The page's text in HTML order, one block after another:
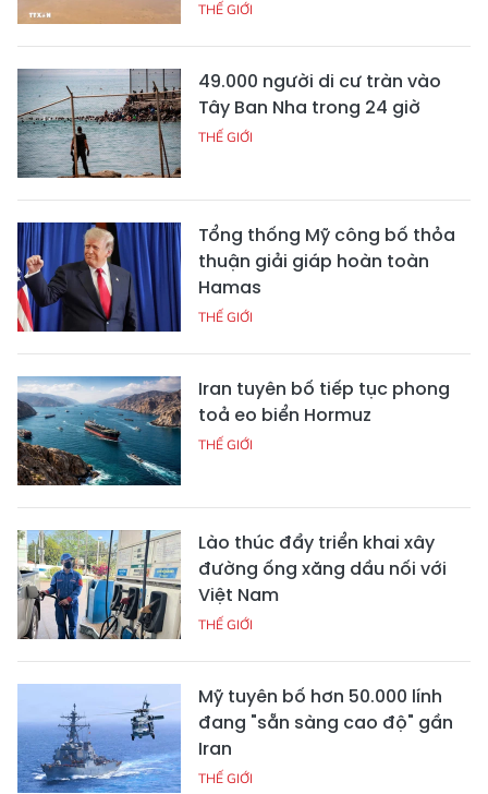
THẾ GIỚI
49.000 người di cư tràn vào
Tây Ban Nha trong 24 giờ
THẾ GIỚI
Tổng thống Mỹ công bố thỏa
thuận giải giáp hoàn toàn
Hamas
THẾ GIỚI
Iran tuyên bố tiếp tục phong
toả eo biển Hormuz
THẾ GIỚI
Lào thúc đẩy triển khai xây
đường ống xăng dầu nối với
Việt Nam
THẾ GIỚI
Mỹ tuyên bố hơn 50.000 lính
đang "sẵn sàng cao độ" gần
Iran
THẾ GIỚI